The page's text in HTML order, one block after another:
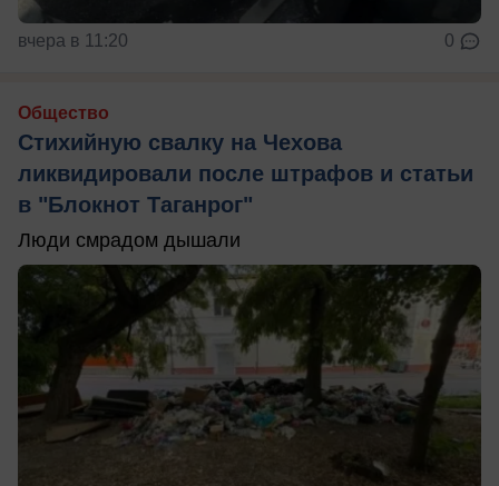
вчера в 11:20 0
Общество
Стихийную свалку на Чехова
ликвидировали после штрафов и статьи
в "Блокнот Таганрог"
Люди смрадом дышали